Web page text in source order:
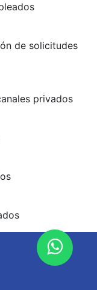
de solicitudes
privados